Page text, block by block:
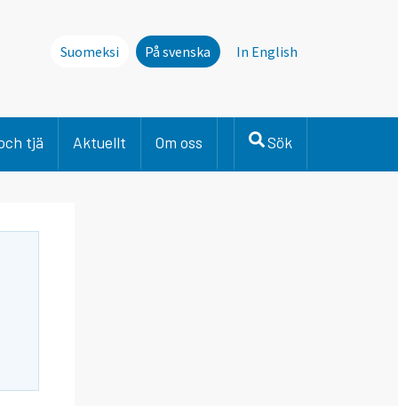
Suomeksi På svenska In English
tjä Aktuellt Om oss Sök